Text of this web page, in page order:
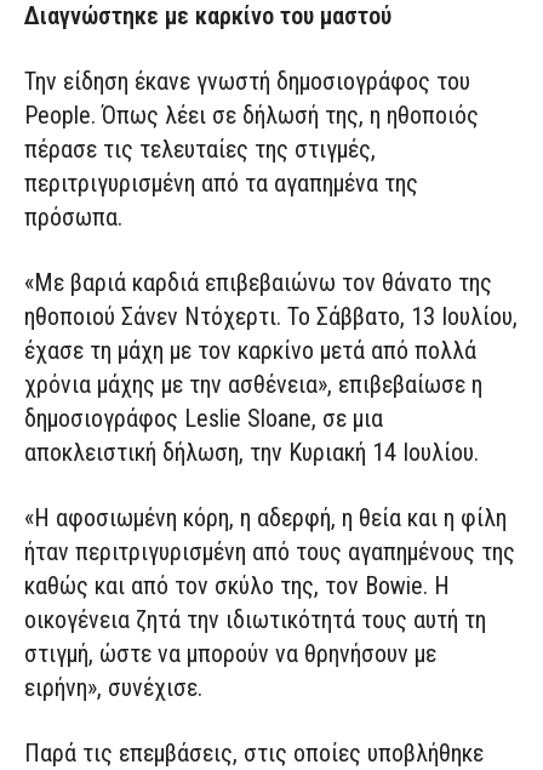
Διαγνώστηκε με καρκίνο του μαστού
Την είδηση έκανε γνωστή δημοσιογράφος του
People. Όπως λέει σε δήλωσή της, η ηθοποιός
πέρασε τις τελευταίες της στιγμές,
περιτριγυρισμένη από τα αγαπημένα της
πρόσωπα.
«Με βαριά καρδιά επιβεβαιώνω τον θάνατο της
ηθοποιού Σάνεν Ντόχερτι. Το Σάββατο, 13 Ιουλίου,
έχασε τη μάχη με τον καρκίνο μετά από πολλά
χρόνια μάχης με την ασθένεια», επιβεβαίωσε η
δημοσιογράφος Leslie Sloane, σε μια
αποκλειστική δήλωση, την Κυριακή 14 Ιουλίου.
«Η αφοσιωμένη κόρη, η αδερφή, η θεία και η φίλη
ήταν περιτριγυρισμένη από τους αγαπημένους της
καθώς και από τον σκύλο της, τον Bowie. Η
οικογένεια ζητά την ιδιωτικότητά τους αυτή τη
στιγμή, ώστε να μπορούν να θρηνήσουν με
ειρήνη», συνέχισε.
Παρά τις επεμβάσεις, στις οποίες υποβλήθηκε